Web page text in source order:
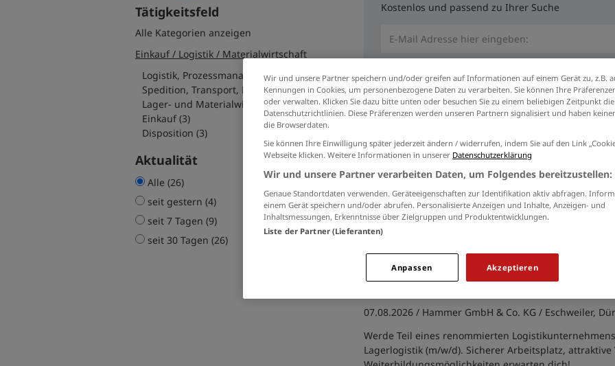
Tätigkeitsfeld
Alle Kategorien anzeigen
Einkauf / Logistik / Materialwirtschaft
Logistik, Prozessmanagement (20)
Spedition, Transport, Reederei (12)
Lager- und Materialwirtschaft (7)
Einkauf (3)
Disposition (3)
Aktualität
Alle (26)
seit gestern (4)
seit 7 Tagen (9)
seit 30 Tagen (26)
Kostenlos und passend zu Ihrer Suche
Ich willige in die Verarbeitung meiner Daten
derDatenschutzinformationenein.
Mitarbeiter Abwiegeraum (m/w/d)
07.08.2026 /DICO Drinks GmbH / Hückelhoven
Werde Teil unseres Teams als Mitarbeiter im
sich alles um die Abfüllung von
deine Leidenschaft ein und gestalte unsere
07.08.2026 / Hammer GmbH & Co. KG / Eschweiler,
Werde Teil eines renommierten
Lagerlogistik (m/w/d). Sicherer Arbeitsplatz,
Wir und unsere Partner speichern und/oder greifen auf Informationen auf einem Gerät zu, z.B.
Kennungen in Cookies, um personenbezogene Daten zu verarbeiten. Sie können Ihre
oder verwalten. Klicken Sie dazu bitte unten oder besuchen Sie zu einem beliebigen Zeitpunkt
Datenschutzrichtlinien. Diese Präferenzen werden unseren Partnern signalisiert und haben
die Browserdaten.
Sie können Ihre Einwilligung später jederzeit ändern / widerrufen, indem Sie auf den Link
Webseite klicken. Weitere Informationen in unserer Datenschutzerklärung
Wir und unsere Partner verarbeiten Daten, um Folgendes bereitzustellen:
Genaue Standortdaten verwenden. Geräteeigenschaften zur Identifikation aktiv abfragen.
einem Gerät speichern und/oder abrufen. Personalisierte Anzeigen und Inhalte, Anzeigen- und
Inhaltsmessungen, Erkenntnisse über Zielgruppen und Produktentwicklungen.
Liste der Partner (Lieferanten)
Akzeptieren
Anpassen